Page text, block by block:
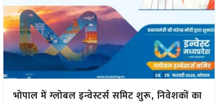
भोपाल में ग्लोबल इन्वेस्टर्स समिट शुरू, निवेशकों का